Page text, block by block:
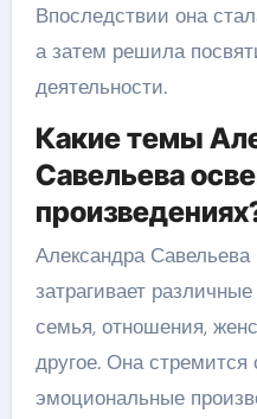
Впоследствии она
а затем решила
деятельности.
Какие темы
Савельева
Александра
затрагивает
семья, отношения,
другое. Она стремится
эмоциональные